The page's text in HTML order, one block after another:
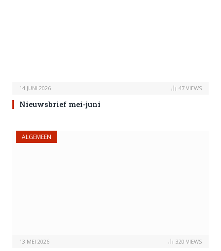
14 JUNI 2026 47 VIEWS
Nieuwsbrief mei-juni
ALGEMEEN
13 MEI 2026 320 VIEWS